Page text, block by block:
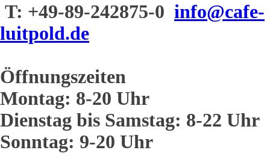
T: +49-89-242875-0 info@cafe-
luitpold.de
Öffnungszeiten
Montag: 8-20 Uhr
Dienstag bis Samstag: 8-22 Uhr
Sonntag: 9-20 Uhr